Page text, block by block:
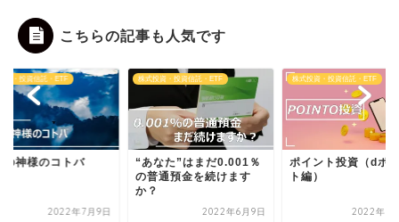
こちらの記事も人気です
資・投資信託・ETF
た”はまだ0.001％
2022年6月9日
株式投資・投資信託・ETF
ポイント投資（dポイン
ト編）
2022年6月13日
株式投資・投資信託・ETF
高配当ETFは、株価
がりずらい？
2022年6